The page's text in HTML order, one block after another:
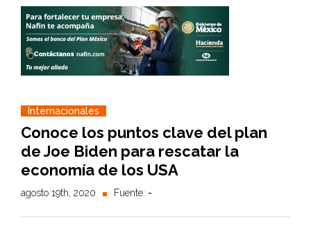
Internacionales
Conoce los puntos clave del plan
de Joe Biden para rescatar la
economía de los USA
agosto 19th, 2020 Fuente: -